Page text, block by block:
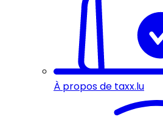
À propos de taxx.lu